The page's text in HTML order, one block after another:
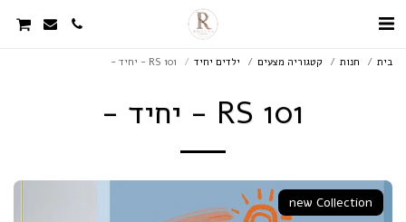
בית חנות קטגוריה מצעים ילדים יחיד RS 101 - יחיד -
RS 101 - יחיד -
new Collection